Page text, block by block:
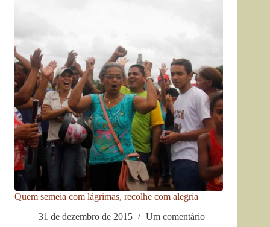
Quem semeia com lágrimas, recolhe com alegria
31 de dezembro de 2015
Um comentário